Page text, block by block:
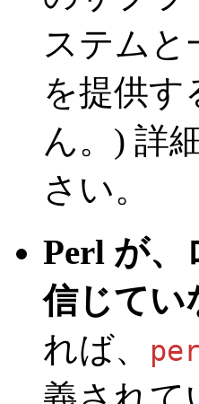
ステム
を提供す
ん。) 詳
さい。
Perl が、
信じてい
れば、